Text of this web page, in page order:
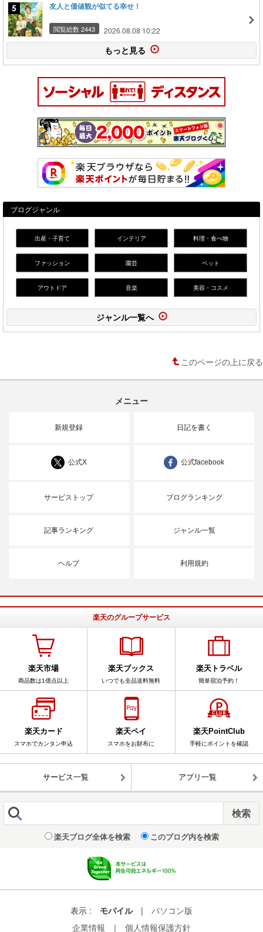
友人と価値観が似てる幸せ！
閲覧総数 2443 2026.08.08 10:22
もっと見る
ブログジャンル
出産・子育て インテリア 料理・食べ物
ファッション 園芸 ペット
アウトドア 音楽 美容・コスメ
ジャンル一覧へ
このページの上に戻る
メニュー
新規登録 日記を書く
公式X 公式facebook
サービストップ ブログランキング
記事ランキング ジャンル一覧
ヘルプ 利用規約
楽天のグループサービス
楽天市場
商品数は1億点以上
楽天ブックス
いつでも全品送料無料
楽天トラベル
簡単宿泊予約！
楽天カード
スマホでカンタン申込
楽天ペイ
スマホをお財布に
楽天PointClub
手軽にポイントを確認
サービス一覧 アプリ一覧
楽天ブログ全体を検索 このブログ内を検索
表示 : モバイル |
パソコン版
企業情報
｜ 個人情報保護方針